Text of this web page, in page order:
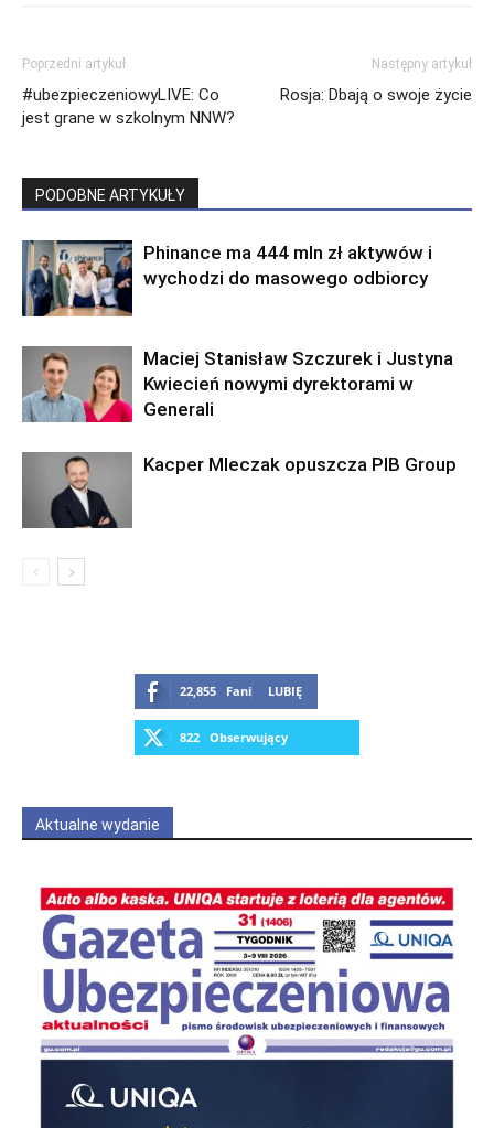
Poprzedni artykuł
#ubezpieczeniowyLIVE: Co
jest grane w szkolnym NNW?
Następny artykuł
Rosja: Dbają o swoje życie
PODOBNE ARTYKUŁY
Phinance ma 444 mln zł aktywów i
wychodzi do masowego odbiorcy
Maciej Stanisław Szczurek i Justyna
Kwiecień nowymi dyrektorami w
Generali
Kacper Mleczak opuszcza PIB Group
22,855 Fani LUBIĘ
822 Obserwujący
Aktualne wydanie